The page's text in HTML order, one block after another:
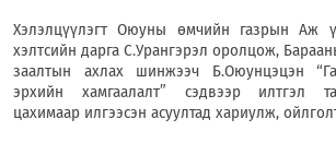
Хэлэлцүүлэгт Оюуны өмчийн газрын Аж
хэлтсийн дарга С.Урангэрэл оролцож,
заалтын ахлах шинжээч Б.Оюунцэцэн
эрхийн хамгаалалт” сэдвээр илтгэл
цахимаар илгээсэн асуултад хариулж,